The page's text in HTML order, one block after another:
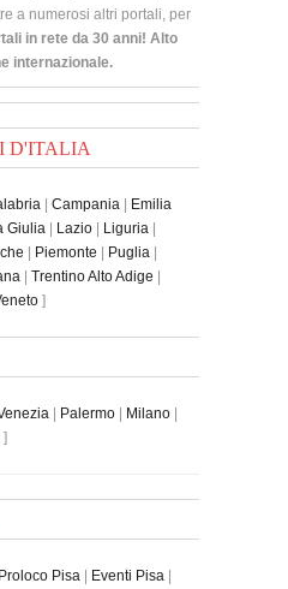
a numerosi altri portali, per
in rete da 30 anni! Alto
internazionale.
D'ITALIA
| Campania | Emilia
Giulia | Lazio | Liguria |
| Piemonte | Puglia |
| Trentino Alto Adige |
]
| Palermo | Milano |
]
Proloco Pisa | Eventi Pisa |